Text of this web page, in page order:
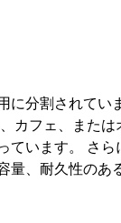
に分割されてい
カフェ、または
ています。 さら
量、耐久性のあ